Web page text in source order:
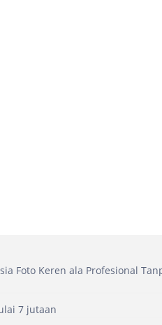
Foto Keren ala Profesional
7 jutaan